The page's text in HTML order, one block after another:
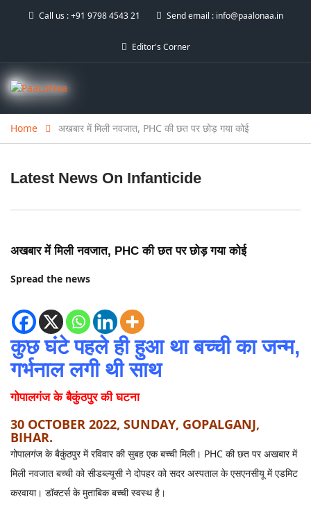
Call us :+91 9798 4543 21 Send email : info@paalonaa.in
Editor's Corner
Home अखबार में मिली नवजात, PHC की छत पर छोड़ गया कोई
Latest News On Infanticide
अखबार में मिली नवजात, PHC की छत पर छोड़ गया कोई
Spread the news
कुछ घंटे पहले ही हुआ था बच्ची का जन्म,
गर्भनाल लगी थी साथ
गोपालगंज के बैकुंठपुर की घटना
30 OCTOBER 2022, SUNDAY, GOPALGANJ,
BIHAR.
गोपालगंज के बैकुंठपुर में रविवार की सुबह एक बच्ची मिली। PHC की छत पर अखबार में
मिली नवजात बच्ची को सीडब्ल्यूसी ने दोपहर को सदर अस्पताल के एसएनसीयू में एडमिट
करवाया। डॉक्टर्स के मुताबिक बच्ची स्वस्थ है।